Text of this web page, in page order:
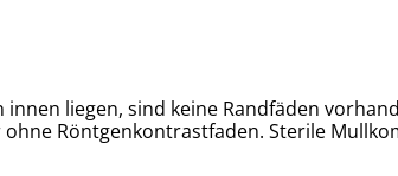
liegen, sind keine Randfäden
Röntgenkontrastfaden. Sterile